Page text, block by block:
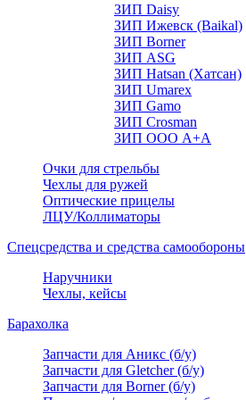
ЗИП Daisy
ЗИП Ижевск (Baikal)
ЗИП Borner
ЗИП ASG
ЗИП Hatsan (Хатсан)
ЗИП Umarex
ЗИП Gamo
ЗИП Crosman
ЗИП ООО А+А
Очки для стрельбы
Чехлы для ружей
Оптические прицелы
ЛЦУ/Коллиматоры
Спецсредства и средства самообороны
Наручники
Чехлы, кейсы
Барахолка
Запчасти для Аникс (б/у)
Запчасти для Gletcher (б/у)
Запчасти для Borner (б/у)